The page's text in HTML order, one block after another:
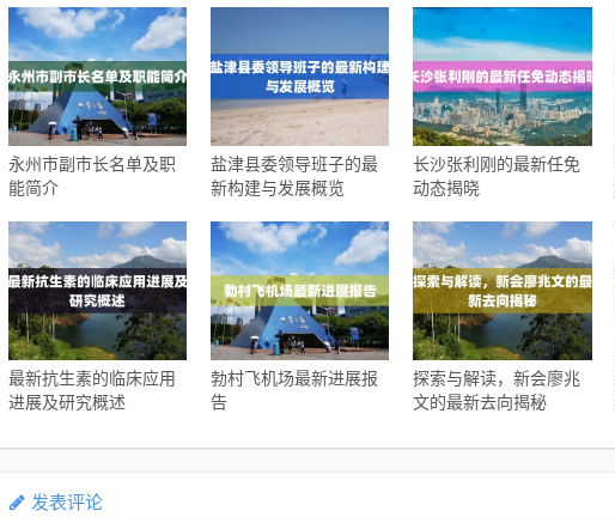
永州市副市长名单及职
能简介
盐津县委领导班子的最
新构建与发展概览
长沙张利刚的最新任免
动态揭晓
最新抗生素的临床应用
进展及研究概述
勃村飞机场最新进展报
告
探索与解读，新会廖兆
文的最新去向揭秘
发表评论